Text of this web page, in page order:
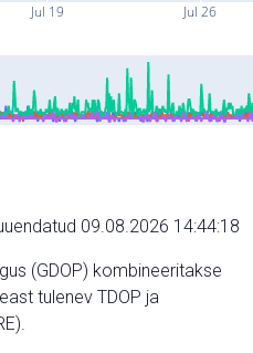
Jul 19 Jul 26
09.08.2026 14:44:18
(GDOP) kombineeritakse
tulenev TDOP ja